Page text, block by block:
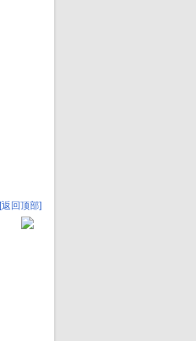
[返回顶部]